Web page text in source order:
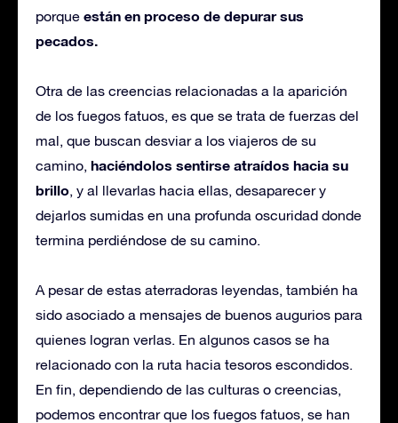
porque están en proceso de depurar sus
pecados.
Otra de las creencias relacionadas a la aparición
de los fuegos fatuos, es que se trata de fuerzas del
mal, que buscan desviar a los viajeros de su
camino, haciéndolos sentirse atraídos hacia su
brillo, y al llevarlas hacia ellas, desaparecer y
dejarlos sumidas en una profunda oscuridad donde
termina perdiéndose de su camino.
A pesar de estas aterradoras leyendas, también ha
sido asociado a mensajes de buenos augurios para
quienes logran verlas. En algunos casos se ha
relacionado con la ruta hacia tesoros escondidos.
En fin, dependiendo de las culturas o creencias,
podemos encontrar que los fuegos fatuos, se han